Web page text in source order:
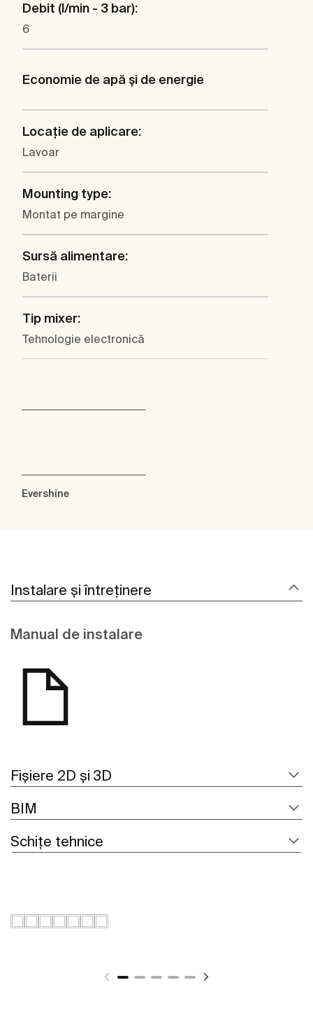
Debit (l/min - 3 bar):
6
Economie de apă şi de energie
Locaţie de aplicare:
Lavoar
Mounting type:
Montat pe margine
Sursă alimentare:
Baterii
Tip mixer:
Tehnologie electronică
Evershine
Instalare și întreținere
Manual de instalare
Fișiere 2D și 3D
BIM
Schițe tehnice